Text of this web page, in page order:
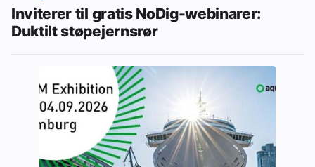
Inviterer til gratis NoDig-webinarer:
Duktilt støpejernsrør